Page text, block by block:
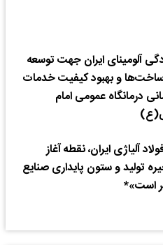
آلومینای ایران جهت توسعه
و بهبود کیفیت خدمات
درمانگاه عمومی امام
آلیاژی ایران، نقطه آغاز
تولید و ستون پایداری صنایع
است»*